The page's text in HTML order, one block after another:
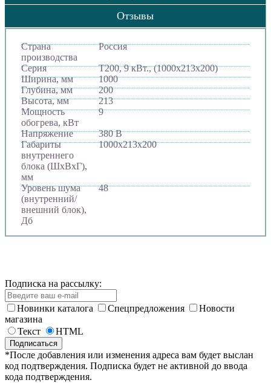
Отзывы
Страна
производства
Россия
Серия
Т200, 9 кВт., (1000х213х200)
Ширина, мм
1000
Глубина, мм
200
Высота, мм
213
Мощность
обогрева, кВт
9
Напряжение
380 В
Габариты
внутреннего
блока (ШхВхГ),
мм
1000х213х200
Уровень шума
(внутренний/
внешний блок),
Дб
48
Подписка на рассылку:
Новинки каталога Спецпредложения
Новости
магазина
Текст
HTML
*После добавления или изменения адреса вам будет выслан
код подтверждения. Подписка будет не активной до ввода
кода подтверждения.